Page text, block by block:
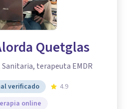
Quetglas
terapeuta EMDR
verificado
4.9
online